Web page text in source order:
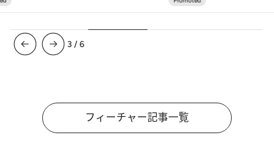
4 /6
フィーチャー記事一覧